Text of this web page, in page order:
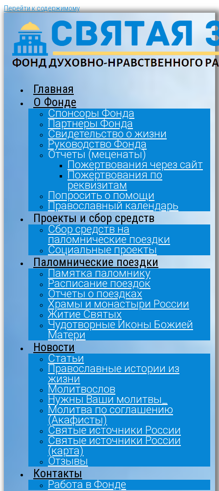
Перейти к содержимому
Главная
О Фонде
Спонсоры Фонда
Партнеры Фонда
Свидетельство о жизни
Руководство Фонда
Отчеты (меценаты)
Пожертвования через сайт
Пожертвования по
реквизитам
Попросить о помощи
Православный календарь
Проекты и сбор средств
Сбор средств на
паломнические поездки
Социальные проекты
Паломнические поездки
Памятка паломнику
Расписание поездок
Отчеты о поездках
Храмы и монастыри России
Житие Святых
Чудотворные Иконы Божией
Матери
Новости
Статьи
Православные истории из
жизни
Молитвослов
Нужны Ваши молитвы_
Молитва по соглашению
(Акафисты)
Святые источники России
Святые источники России
(карта)
Отзывы
Контакты
Работа в Фонде